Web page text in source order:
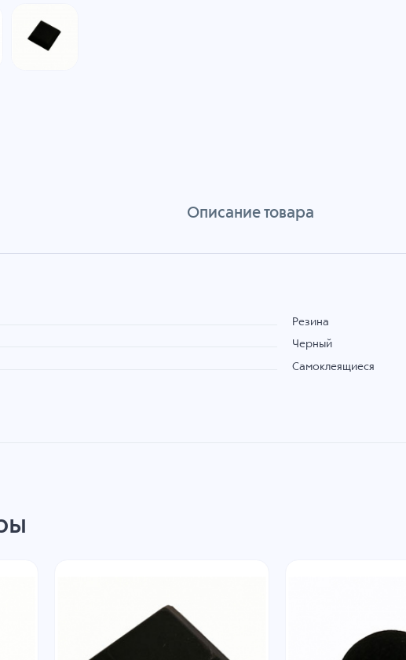
Описание товара
Резина
Черный
Самоклеящиеся